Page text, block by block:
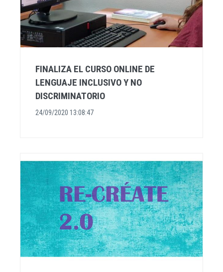
FINALIZA EL CURSO ONLINE DE
LENGUAJE INCLUSIVO Y NO
DISCRIMINATORIO
24/09/2020 13:08:47